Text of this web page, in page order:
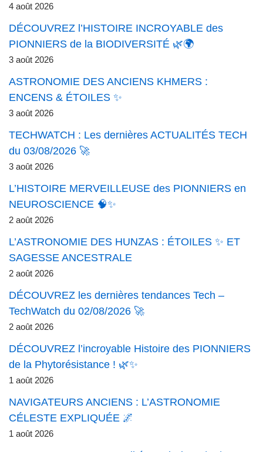
4 août 2026
DÉCOUVREZ l’HISTOIRE INCROYABLE des
PIONNIERS de la BIODIVERSITÉ 🌿🌍
3 août 2026
ASTRONOMIE DES ANCIENS KHMERS :
ENCENS & ÉTOILES ✨
3 août 2026
TECHWATCH : Les dernières ACTUALITÉS TECH
du 03/08/2026 🚀
3 août 2026
L’HISTOIRE MERVEILLEUSE des PIONNIERS en
NEUROSCIENCE 🧠✨
2 août 2026
L’ASTRONOMIE DES HUNZAS : ÉTOILES ✨ ET
SAGESSE ANCESTRALE
2 août 2026
DÉCOUVREZ les dernières tendances Tech –
TechWatch du 02/08/2026 🚀
2 août 2026
DÉCOUVREZ l’incroyable Histoire des PIONNIERS
de la Phytorésistance ! 🌿✨
1 août 2026
NAVIGATEURS ANCIENS : L’ASTRONOMIE
CÉLESTE EXPLIQUÉE 🌌
1 août 2026